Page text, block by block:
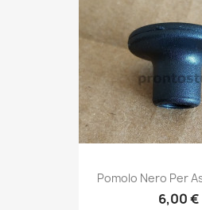
Pomolo Nero Per
6,00 €